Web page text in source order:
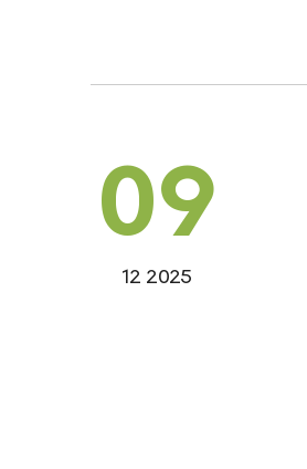
09
12 2025